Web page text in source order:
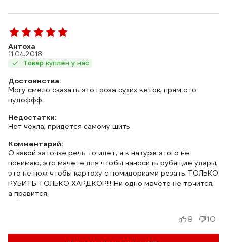
Антоха
11.04.2018
Товар куплен у нас
Достоинства:
Могу смело сказать это гроза сухих веток, прям сто
пудоффф.
Недостатки:
Нет чехла, придется самому шить.
Комментарий:
О какой заточке речь то идет, я в натуре этого не
понимаю, это мачете для чтобы наносить рубящие удары,
это не нож чтобы картоху с помидорками резать ТОЛЬКО
РУБИТЬ ТОЛЬКО ХАРДКОР!!! Ни одно мачете не точится,
а правится.
9 10